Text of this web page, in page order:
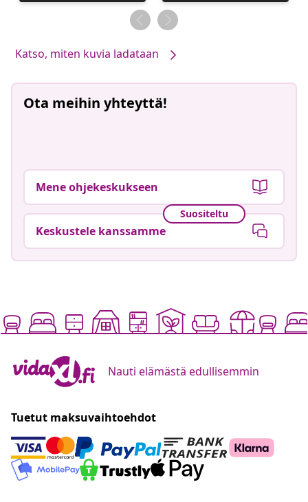
Katso, miten kuvia ladataan
Ota meihin yhteyttä!
Mene ohjekeskukseen
Suositeltu
Keskustele kanssamme
Nauti elämästä edullisemmin
Tuetut maksuvaihtoehdot